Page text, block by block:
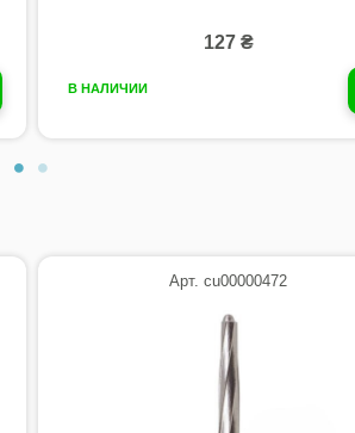
127 ₴
В НАЛИЧИИ
Арт. cu00000472